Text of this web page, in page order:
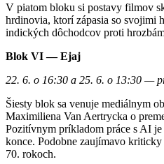
V piatom bloku si postavy filmov
hrdinovia, ktorí zápasia so svojimi
indických dôchodcov proti
Blok VI — Ejaj
22. 6. o 16:30 a 25. 6. o 13:30 —
Šiesty blok sa venuje mediálnym
Maximiliena Van Aertrycka o
Pozitívnym príkladom práce s AI
konce. Podobne zaujímavo
70. rokoch.